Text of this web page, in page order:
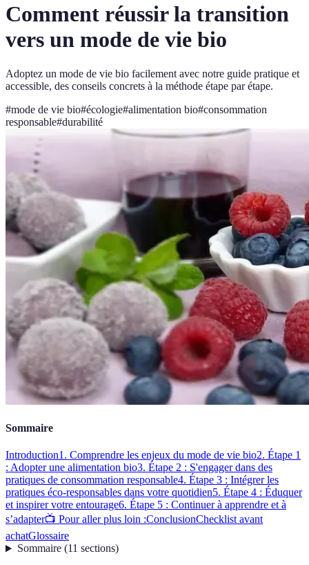
Comment réussir la transition
vers un mode de vie bio
Adoptez un mode de vie bio facilement avec notre guide pratique et
accessible, des conseils concrets à la méthode étape par étape.
#mode de vie bio#écologie#alimentation bio#consommation
responsable#durabilité
Sommaire
Introduction1. Comprendre les enjeux du mode de vie bio2. Étape 1
: Adopter une alimentation bio3. Étape 2 : S'engager dans des
pratiques de consommation responsable4. Étape 3 : Intégrer les
pratiques éco-responsables dans votre quotidien5. Étape 4 : Éduquer
et inspirer votre entourage6. Étape 5 : Continuer à apprendre et à
s’adapter📺 Pour aller plus loin :ConclusionChecklist avant
achatGlossaire
Sommaire(11 sections)